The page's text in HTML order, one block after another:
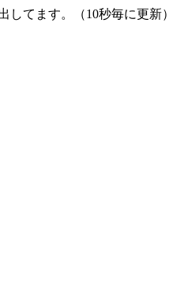
てます。（10秒毎に更新）